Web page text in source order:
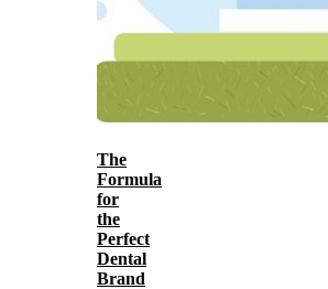
The
Formula
for
the
Perfect
Dental
Brand